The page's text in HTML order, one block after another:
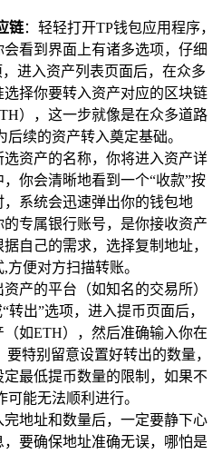
链：轻轻打开TP钱包应用程序，
看到界面上有诸多选项，仔细
进入资产列表页面后，在众多
择你要转入资产对应的区块链
），这一步就像是在众多道路
续的资产转入奠定基础。
选资产的名称，你将进入资产详
你会清晰地看到一个“收款”按
系统会迅速弹出你的钱包地
专属银行账号，是你接收资产
自己的需求，选择复制地址，
便对方扫描转账。
产的平台（如知名的交易所）
转出”选项，进入提币页面后，
如ETH），然后准确输入你在
特别留意设置好转出的数量，
定最低提币数量的限制，如果不
能无法顺利进行。
完地址和数量后，一定要静下心
要确保地址准确无误，哪怕是